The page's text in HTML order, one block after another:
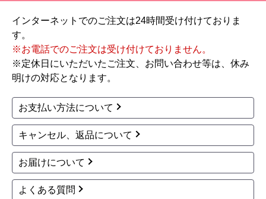
【その他感想・コメント】
１．５点は、少々工事が雑。
過去の業者で一番最低。良かった点は、ただ一
つ、愛想が良かったこと。
なにかも分からない。少々不安である。
工事後は、初期設定や取り扱いの説明もなく、慌
てて引き上げる感じ。
保障期間の説明もHPとは違った。８年保証にして
いるがメーカー保証が３年追加になり１１年と説
インターネットでのご注文は24時間受け付けておりま
す。
※お電話でのご注文は受け付けておりません。
※定休日にいただいたご注文、お問い合わせ等は、休み
明けの対応となります。
お支払い方法について
キャンセル、返品について
お届けについて
よくある質問